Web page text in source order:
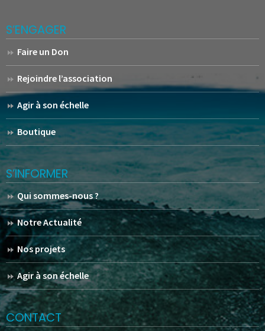
S’ENGAGER
Faire un Don
Rejoindre l’association
Agir à son échelle
Boutique
S’INFORMER
Qui sommes-nous ?
Notre Actualité
Nos projets
Agir à son échelle
CONTACT